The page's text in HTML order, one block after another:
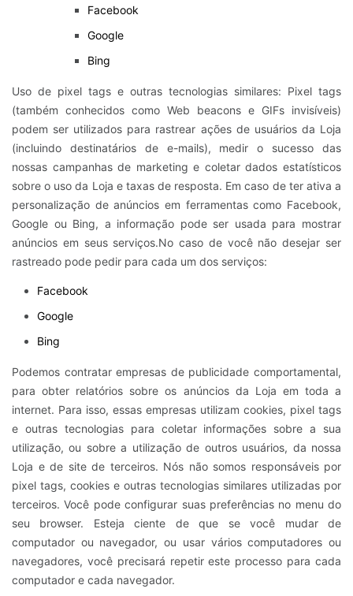
Facebook
Google
Bing
Uso de pixel tags e outras tecnologias similares: Pixel tags
(também conhecidos como Web beacons e GIFs invisíveis)
podem ser utilizados para rastrear ações de usuários da Loja
(incluindo destinatários de e-mails), medir o sucesso das
nossas campanhas de marketing e coletar dados estatísticos
sobre o uso da Loja e taxas de resposta. Em caso de ter ativa a
personalização de anúncios em ferramentas como Facebook,
Google ou Bing, a informação pode ser usada para mostrar
anúncios em seus serviços.No caso de você não desejar ser
rastreado pode pedir para cada um dos serviços:
Facebook
Google
Bing
Podemos contratar empresas de publicidade comportamental,
para obter relatórios sobre os anúncios da Loja em toda a
internet. Para isso, essas empresas utilizam cookies, pixel tags
e outras tecnologias para coletar informações sobre a sua
utilização, ou sobre a utilização de outros usuários, da nossa
Loja e de site de terceiros. Nós não somos responsáveis por
pixel tags, cookies e outras tecnologias similares utilizadas por
terceiros. Você pode configurar suas preferências no menu do
seu browser. Esteja ciente de que se você mudar de
computador ou navegador, ou usar vários computadores ou
navegadores, você precisará repetir este processo para cada
computador e cada navegador.